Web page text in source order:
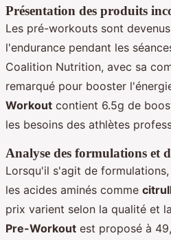
Présentation des produits
Les pré-workouts sont
l'endurance pendant les
Coalition Nutrition, avec sa
remarqué pour booster
Workout contient 6.5g de
les besoins des athlètes
Analyse des formulations et
Lorsqu'il s'agit de
les acides aminés comme
prix varient selon la qualité et
Pre-Workout est proposé à